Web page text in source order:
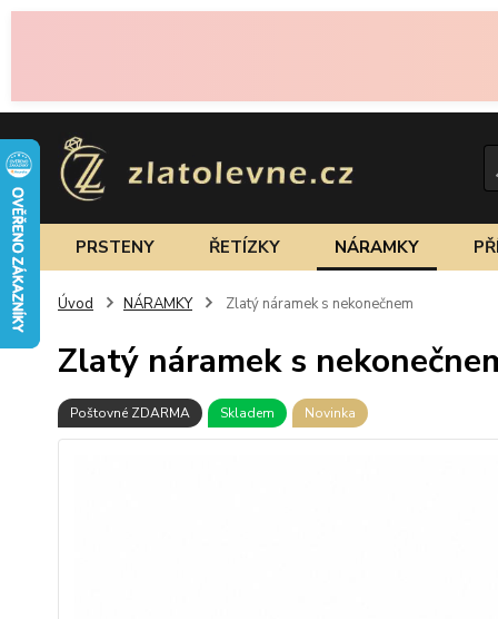
PRSTENY ŘETÍZKY NÁRAMKY
Úvod NÁRAMKY Zlatý náramek s nekonečnem
Zlatý náramek s
Poštovné ZDARMA Skladem Novinka